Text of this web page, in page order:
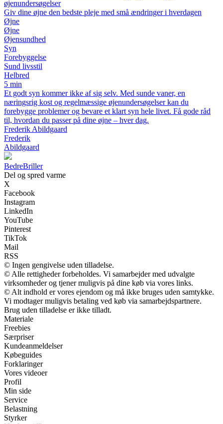
øjenundersøgelser
Giv dine øjne den bedste pleje med små ændringer i hverdagen
Øjne
Øjne
Øjensundhed
Syn
Forebyggelse
Sund livsstil
Helbred
5 min
Et godt syn kommer ikke af sig selv. Med sunde vaner, en
næringsrig kost og regelmæssige øjenundersøgelser kan du
forebygge problemer og bevare et klart syn hele livet. Få gode råd
til, hvordan du passer på dine øjne – hver dag.
Frederik Abildgaard
Frederik
Abildgaard
BedreBriller
Del og spred varme
X
Facebook
Instagram
LinkedIn
YouTube
Pinterest
TikTok
Mail
RSS
© Ingen gengivelse uden tilladelse.
© Alle rettigheder forbeholdes. Vi samarbejder med udvalgte
virksomheder og tjener muligvis på dine køb via vores links.
© Alt indhold er vores ejendom og må ikke bruges uden samtykke.
Vi modtager muligvis betaling ved køb via samarbejdspartnere.
Brug uden tilladelse er ikke tilladt.
Materiale
Freebies
Særpriser
Kundeanmeldelser
Købeguides
Forklaringer
Vores videoer
Profil
Min side
Service
Belastning
Styrker